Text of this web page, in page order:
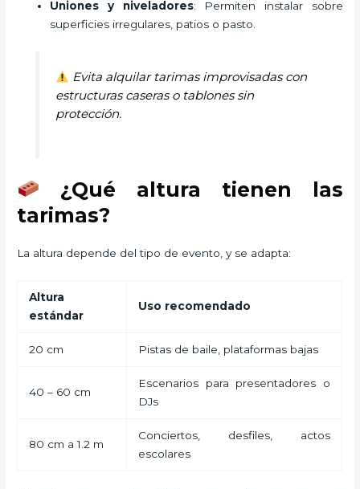
Uniones y niveladores: Permiten instalar sobre
superficies irregulares, patios o pasto.
Evita alquilar tarimas improvisadas con
estructuras caseras o tablones sin
protección.
¿Qué altura tienen las
tarimas?
La altura depende del tipo de evento, y se adapta:
Altura
estándar
Uso recomendado
20 cm Pistas de baile, plataformas bajas
40 – 60 cm
Escenarios para presentadores o
DJs
80 cm a 1.2 m
Conciertos, desfiles, actos
escolares